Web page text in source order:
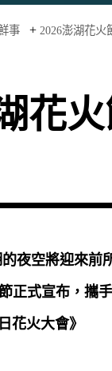
事 + 2026澎湖花火
花
夜空將迎來前
正式宣布，攜
花火大會》